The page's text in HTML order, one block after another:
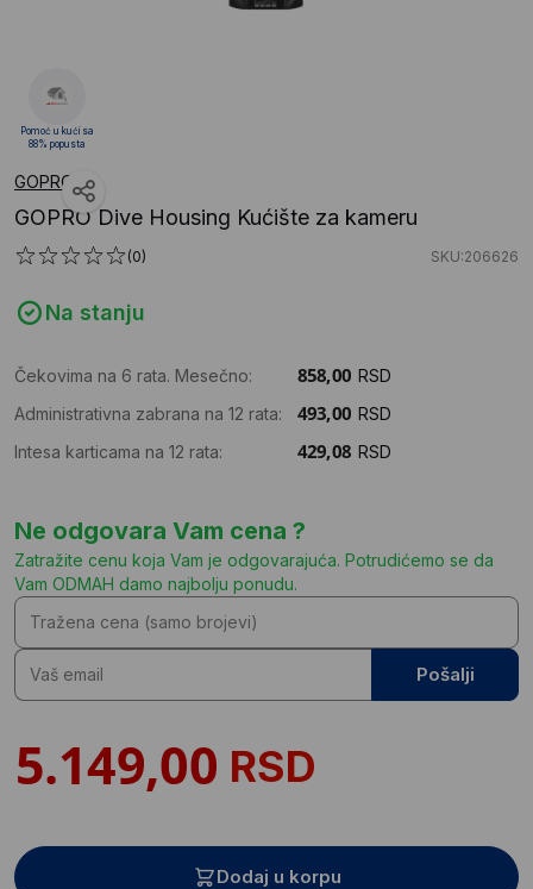
GOPRO
GOPRO Dive Housing Kućište za kameru
(0) SKU:206626
Na stanju
Čekovima na 6 rata. Mesečno:
RSD
Administrativna zabrana na 12 rata:
RSD
Intesa karticama na 12 rata:
RSD
Ne odgovara Vam cena ?
Zatražite cenu koja Vam je odgovarajuća. Potrudićemo se da
Vam ODMAH damo najbolju ponudu.
Pošalji
RSD
Dodaj u korpu
Pomoć u kući sa
88% popusta